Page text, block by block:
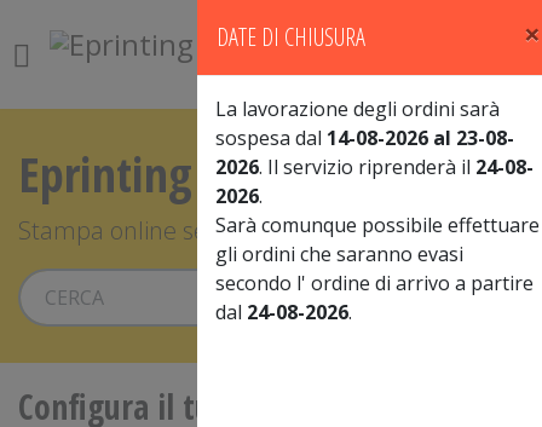
Eprinting
Stampa online senza compromessi
Vai
DATE DI CHIUSURA ×
La lavorazione degli ordini sarà
sospesa dal 14-08-2026 al 23-08-
2026. Il servizio riprenderà il 24-08-
2026.
Sarà comunque possibile effettuare
gli ordini che saranno evasi
secondo l' ordine di arrivo a partire
dal 24-08-2026.
Configura il tuo prodotto